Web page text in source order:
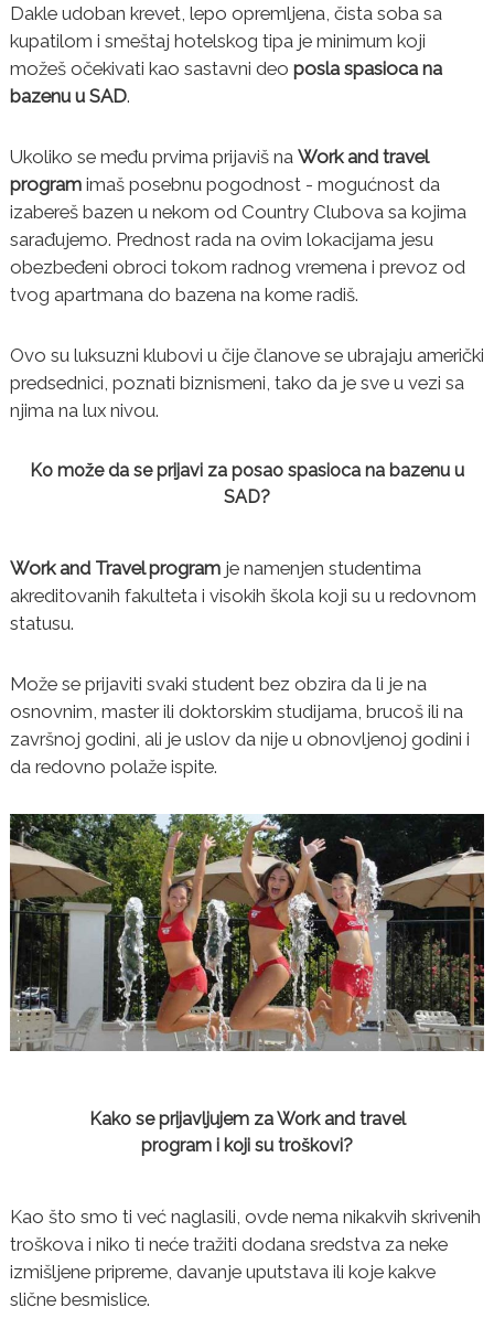
Dakle udoban krevet, lepo opremljena, čista soba sa
kupatilom i smeštaj hotelskog tipa je minimum koji
možeš očekivati kao sastavni deo posla spasioca na
bazenu u SAD.
Ukoliko se među prvima prijaviš na Work and travel
programimaš posebnu pogodnost - mogućnost da
izabereš bazen u nekom od Country Clubova sa kojima
sarađujemo. Prednost rada na ovim lokacijama jesu
obezbeđeni obroci tokom radnog vremena i prevoz od
tvog apartmana do bazena na kome radiš.
Ovo su luksuzni klubovi u čije članove se ubrajaju američki
predsednici, poznati biznismeni, tako da je sve u vezi sa
njima na lux nivou.
Ko može da se prijavi za posao spasioca na bazenu u
SAD?
Work and Travel program je namenjen studentima
akreditovanih fakulteta i visokih škola koji su u redovnom
statusu.
Može se prijaviti svaki student bez obzira da li je na
osnovnim, master ili doktorskim studijama, brucoš ili na
završnoj godini, ali je uslov da nije u obnovljenoj godini i
da redovno polaže ispite.
Kako se prijavljujem za Work and travel
program i koji su troškovi?
Kao što smo ti već naglasili, ovde nema nikakvih skrivenih
troškova i niko ti neće tražiti dodana sredstva za neke
izmišljene pripreme, davanje uputstava ili koje kakve
slične besmislice.